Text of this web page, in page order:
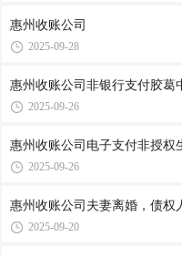
惠州收账公司​
2025-09-28
惠州收账公司​非银行支付胶葛
2025-09-26
惠州收账公司​电子支付非授权
2025-09-26
惠州收账公司​夫妻离婚，债权
2025-09-20